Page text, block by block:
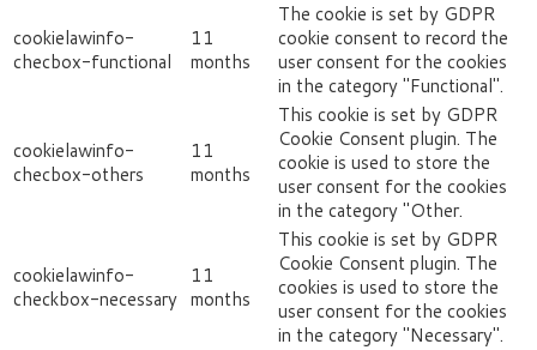
cookielawinfo-
checbox-functional
11
months
The cookie is set by GDPR
cookie consent to record the
user consent for the cookies
in the category "Functional".
cookielawinfo-
checbox-others
11
months
This cookie is set by GDPR
Cookie Consent plugin. The
cookie is used to store the
user consent for the cookies
in the category "Other.
cookielawinfo-
checkbox-necessary
11
months
This cookie is set by GDPR
Cookie Consent plugin. The
cookies is used to store the
user consent for the cookies
in the category "Necessary".